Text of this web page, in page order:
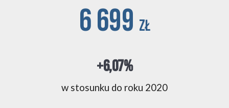
6 699 zł
+6,07%
w stosunku do roku 2020